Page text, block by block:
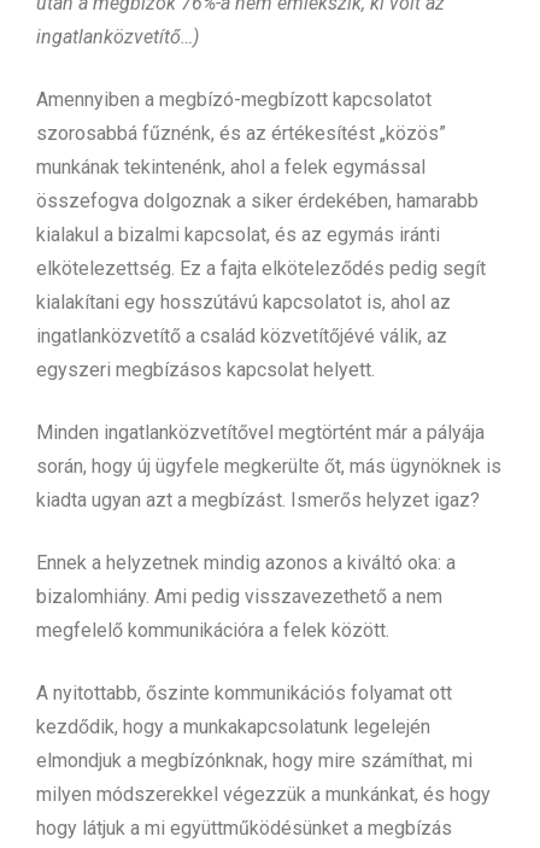
ingatlanközvetítő…)
Amennyiben a megbízó-megbízott kapcsolatot
szorosabbá fűznénk, és az értékesítést „közös”
munkának tekintenénk, ahol a felek egymással
összefogva dolgoznak a siker érdekében, hamarabb
kialakul a bizalmi kapcsolat, és az egymás iránti
elkötelezettség. Ez a fajta elköteleződés pedig segít
kialakítani egy hosszútávú kapcsolatot is, ahol az
ingatlanközvetítő a család közvetítőjévé válik, az
egyszeri megbízásos kapcsolat helyett.
Minden ingatlanközvetítővel megtörtént már a pályája
során, hogy új ügyfele megkerülte őt, más ügynöknek is
kiadta ugyan azt a megbízást. Ismerős helyzet igaz?
Ennek a helyzetnek mindig azonos a kiváltó oka: a
bizalomhiány. Ami pedig visszavezethető a nem
megfelelő kommunikációra a felek között.
A nyitottabb, őszinte kommunikációs folyamat ott
kezdődik, hogy a munkakapcsolatunk legelején
elmondjuk a megbízónknak, hogy mire számíthat, mi
milyen módszerekkel végezzük a munkánkat, és hogy
hogy látjuk a mi együttműködésünket a megbízás